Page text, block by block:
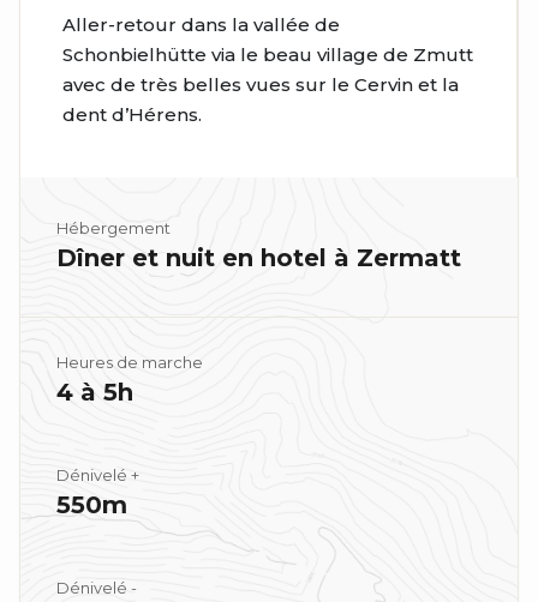
Aller-retour dans la vallée de
Schonbielhütte via le beau village de Zmutt
avec de très belles vues sur le Cervin et la
dent d’Hérens.
Hébergement
Dîner et nuit en hotel à Zermatt
Heures de marche
4 à 5h
Dénivelé +
550m
Dénivelé -